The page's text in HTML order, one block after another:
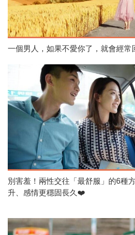
一個男人，如果不愛你了，就會經常
別害羞！兩性交往「最舒服」的6種
升、感情更穩固長久❤️